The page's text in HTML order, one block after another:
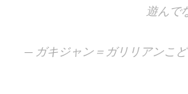
遊んで
— ガキジャン＝ガリリアンこど